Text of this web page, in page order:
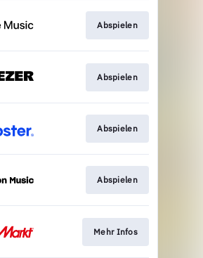
Abspielen
Abspielen
Abspielen
Abspielen
Mehr Infos